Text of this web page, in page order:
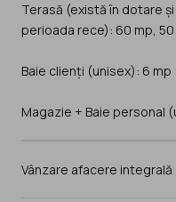
Terasă (există în dotare
perioada rece): 60 mp,
Baie clienți (unisex): 6 mp
Vânzare afacere integrală